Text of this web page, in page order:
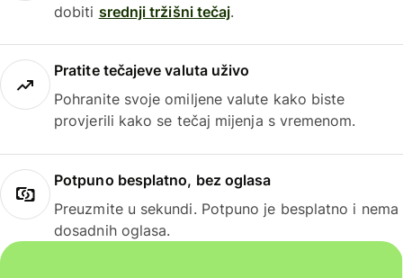
dobiti srednji tržišni tečaj.
Pratite tečajeve valuta uživo
Pohranite svoje omiljene valute kako biste
provjerili kako se tečaj mijenja s vremenom.
Potpuno besplatno, bez oglasa
Preuzmite u sekundi. Potpuno je besplatno i nema
dosadnih oglasa.